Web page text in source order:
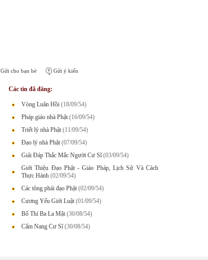
Gửi cho bạn bè Gửi ý kiến
Các tin đã đăng:
Vòng Luân Hồi (18/09/54)
Pháp giáo nhà Phật (16/09/54)
Triết lý nhà Phật (11/09/54)
Đạo lý nhà Phật (07/09/54)
Giải Đáp Thắc Mắc Người Cư Sĩ (03/09/54)
Giới Thiệu Đạo Phật - Giáo Pháp, Lịch Sử Và Cách
Thực Hành (02/09/54)
Các tông phái đạo Phật (02/09/54)
Cương Yếu Giới Luật (01/09/54)
Bố Thí Ba La Mật (30/08/54)
Cẩm Nang Cư Sĩ (30/08/54)